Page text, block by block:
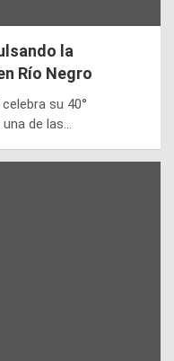
la
Río Negro
su 40°
de las…